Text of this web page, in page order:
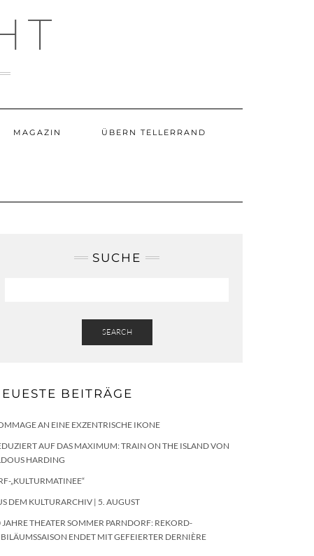
MAGAZIN ÜBERN TELLERRAND
SUCHE
SEARCH
BEITRÄGE
AN EINE EXZENTRISCHE IKONE
AUF DAS MAXIMUM: TRAIN ON THE ISLAND VON
HARDING
„KULTURMATINEE“
DEM KULTURARCHIV | 5. AUGUST
JAHRE THEATER SOMMER PARNDORF: REKORD-
ENDET MIT GEFEIERTER DERNIÈRE